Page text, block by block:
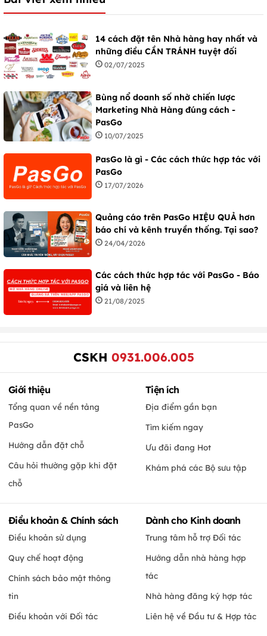
14 cách đặt tên Nhà hàng hay nhất và
những điều CẦN TRÁNH tuyệt đối
02/07/2025
Bùng nổ doanh số nhờ chiến lược
Marketing Nhà Hàng đúng cách -
PasGo
10/07/2025
PasGo là gì - Các cách thức hợp tác với
PasGo
17/07/2026
Quảng cáo trên PasGo HIỆU QUẢ hơn
báo chí và kênh truyền thống. Tại sao?
24/04/2026
Các cách thức hợp tác với PasGo - Báo
giá và liên hệ
21/08/2025
CSKH 0931.006.005
Giới thiệu
Tổng quan về nền tảng
PasGo
Hướng dẫn đặt chỗ
Câu hỏi thường gặp khi đặt
chỗ
Tiện ích
Địa điểm gần bạn
Tìm kiếm ngay
Ưu đãi đang Hot
Khám phá các Bộ sưu tập
Điều khoản & Chính sách
Điều khoản sử dụng
Quy chế hoạt động
Chính sách bảo mật thông
tin
Điều khoản với Đối tác
Dành cho Kinh doanh
Trung tâm hỗ trợ Đối tác
Hướng dẫn nhà hàng hợp
tác
Nhà hàng đăng ký hợp tác
Liên hệ về Đầu tư & Hợp tác